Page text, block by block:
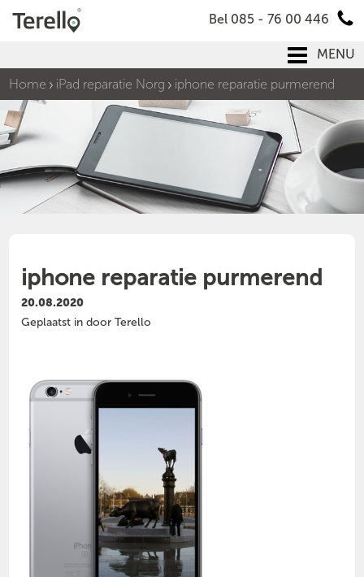
Bel 085 - 76 00 446
MENU
Home
iPad reparatie Norg iphone reparatie purmerend
iphone reparatie purmerend
20.08.2020
Geplaatst in door Terello